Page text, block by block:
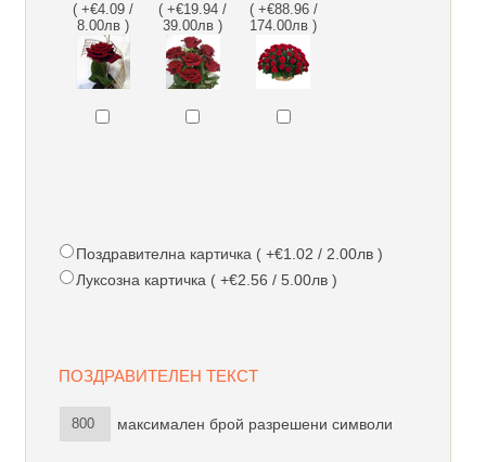
( +€4.09 /
8.00лв )
( +€19.94 /
39.00лв )
( +€88.96 /
174.00лв )
Поздравителна картичка ( +€1.02 / 2.00лв )
Луксозна картичка ( +€2.56 / 5.00лв )
ПОЗДРАВИТЕЛЕН ТЕКСТ
максимален брой разрешени символи